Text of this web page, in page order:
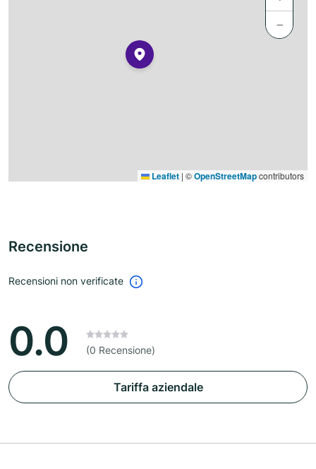
−
Leaflet | ©OpenStreetMapcontributors
Recensione
Recensioni non verificate
0.0 (0 Recensione)
Tariffa aziendale